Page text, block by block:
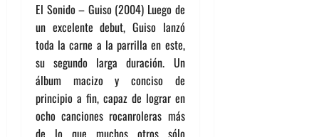
El Sonido – Guiso (2004) Luego de
un excelente debut, Guiso lanzó
toda la carne a la parrilla en este,
su segundo larga duración. Un
álbum macizo y conciso de
principio a fin, capaz de lograr en
ocho canciones rocanroleras más